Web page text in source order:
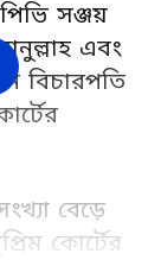
সঞ্জয়
এবং
বিচারপতি
বেড়ে
কোর্টের